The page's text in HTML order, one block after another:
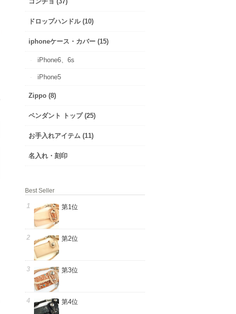
ドロップハンドル (10)
iphoneケース・カバー (15)
iPhone6、6s
iPhone5
Zippo (8)
ペンダント トップ (25)
お手入れアイテム (11)
名入れ・刻印
Best Seller
第1位
第2位
第3位
第4位